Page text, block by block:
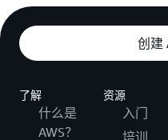
创建
了解
什么是
AWS？
资源
入门